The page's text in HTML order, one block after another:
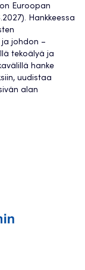
on Euroopan
Hankkeessa
ja johdon –
tekoälyä ja
hanke
uudistaa
alan